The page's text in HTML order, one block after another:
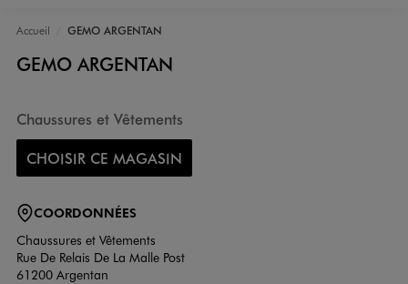
Accueil GEMO ARGENTAN
GEMO ARGENTAN
Chaussures et Vêtements
CHOISIR CE MAGASIN
COORDONNÉES
Chaussures et Vêtements
Rue De Relais De La Malle Post
61200 Argentan